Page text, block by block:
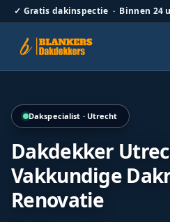
✓ Gratis dakinspectie · Binnen 24
Dakspecialist · Utrecht
Dakdekker
Vakkundige
Renovatie